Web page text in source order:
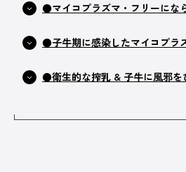
創業
代表取締役 前田 良一
所在地
●マイコプラズマ・フリーにな
●子牛期に感染したマイコプラ
●衛生的な搾乳 & 子牛に風邪を